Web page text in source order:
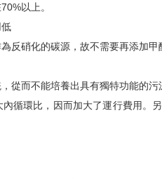
以上。
反硝化的碳源，故不需要再添加
從而不能培養出具有獨特功能的
循環比，因而加大了運行費用。